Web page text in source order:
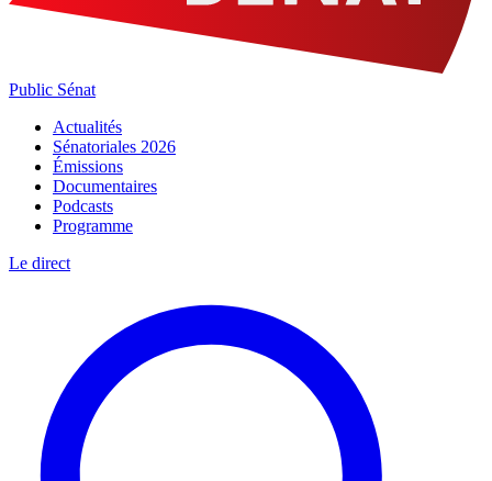
Public Sénat
Actualités
Sénatoriales 2026
Émissions
Documentaires
Podcasts
Programme
Le direct